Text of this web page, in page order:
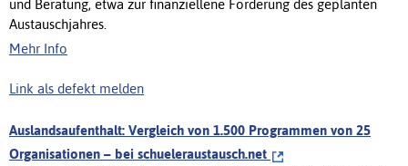
und Beratung, etwa zur finanziellene Förderung des geplanten
Austauschjahres.
Mehr Info
Link als defekt melden
Auslandsaufenthalt: Vergleich von 1.500 Programmen von 25
Organisationen – bei schueleraustausch.net